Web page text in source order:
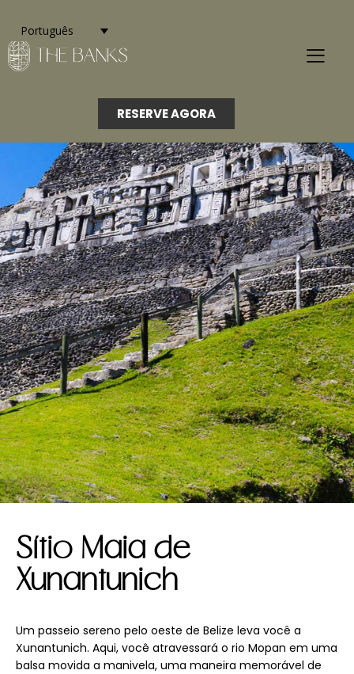
Português
RESERVE AGORA
Sítio Maia de
Xunantunich
Um passeio sereno pelo oeste de Belize leva você a
Xunantunich. Aqui, você atravessará o rio Mopan em uma
balsa movida a manivela, uma maneira memorável de